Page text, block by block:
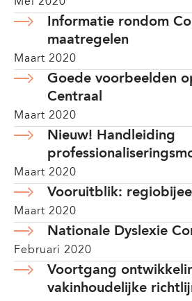
Informatie rondom
maatregelen
Maart 2020
Goede voorbeelden
Centraal
Maart 2020
Nieuw! Handleiding
Maart 2020
Vooruitblik:
Maart 2020
Nationale Dyslexie
Februari 2020
Voortgang
vakinhoudelijke